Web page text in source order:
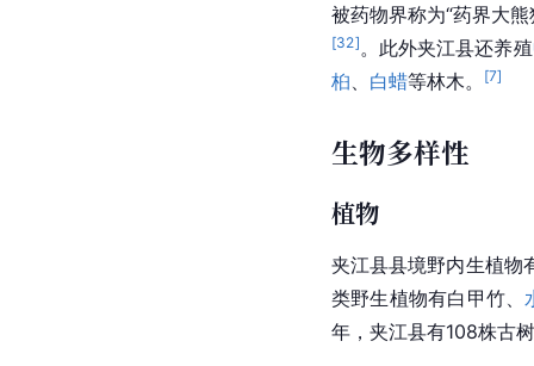
被药物界称为“药界大
[32] 。此外夹江县还养殖
桕
白蜡等林木。 [7]
生物多样性
植物
夹江县县境野内生植物
类野生植物有白 甲竹、
年，夹江县有108株古